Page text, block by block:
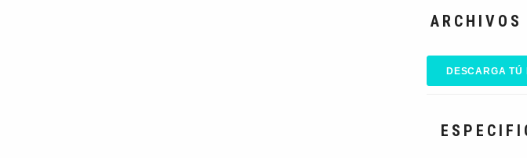
ARCHIVOS
DESCARGA TÚ